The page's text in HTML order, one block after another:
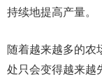
持续地提高产量。
随着越来越多的农
处只会变得越来越